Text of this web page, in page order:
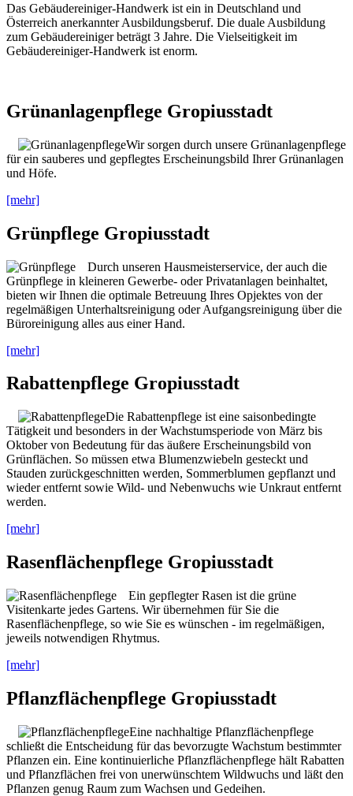
Das Gebäudereiniger-Handwerk ist ein in Deutschland und
Österreich anerkannter Ausbildungsberuf. Die duale Ausbildung
zum Gebäudereiniger beträgt 3 Jahre. Die Vielseitigkeit im
Gebäudereiniger-Handwerk ist enorm.
Grünanlagenpflege Gropiusstadt
Wir sorgen durch unsere Grünanlagenpflege
für ein sauberes und gepflegtes Erscheinungsbild Ihrer Grünanlagen
und Höfe.
[mehr]
Grünpflege Gropiusstadt
Durch unseren Hausmeisterservice, der auch die
Grünpflege in kleineren Gewerbe- oder Privatanlagen beinhaltet,
bieten wir Ihnen die optimale Betreuung Ihres Opjektes von der
regelmäßigen Unterhaltsreinigung oder Aufgangsreinigung über die
Büroreinigung alles aus einer Hand.
[mehr]
Rabattenpflege Gropiusstadt
Die Rabattenpflege ist eine saisonbedingte
Tätigkeit und besonders in der Wachstumsperiode von März bis
Oktober von Bedeutung für das äußere Erscheinungsbild von
Grünflächen. So müssen etwa Blumenzwiebeln gesteckt und
Stauden zurückgeschnitten werden, Sommerblumen gepflanzt und
wieder entfernt sowie Wild- und Nebenwuchs wie Unkraut entfernt
werden.
[mehr]
Rasenflächenpflege Gropiusstadt
Ein gepflegter Rasen ist die grüne
Visitenkarte jedes Gartens. Wir übernehmen für Sie die
Rasenflächenpflege, so wie Sie es wünschen - im regelmäßigen,
jeweils notwendigen Rhytmus.
[mehr]
Pflanzflächenpflege Gropiusstadt
Eine nachhaltige Pflanzflächenpflege
schließt die Entscheidung für das bevorzugte Wachstum bestimmter
Pflanzen ein. Eine kontinuierliche Pflanzflächenpflege hält Rabatten
und Pflanzflächen frei von unerwünschtem Wildwuchs und läßt den
Pflanzen genug Raum zum Wachsen und Gedeihen.